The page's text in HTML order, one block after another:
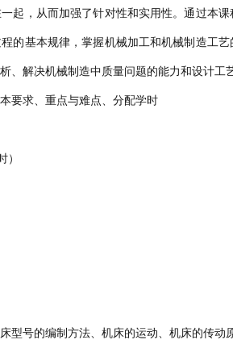
起，从而加强了针对性和实用性。通过本
的基本规律，掌握机械加工和机械制造工
、解决机械制造中质量问题的能力和设计工
要求、重点与难点、分配学时
型号的编制方法、机床的运动、机床的传动